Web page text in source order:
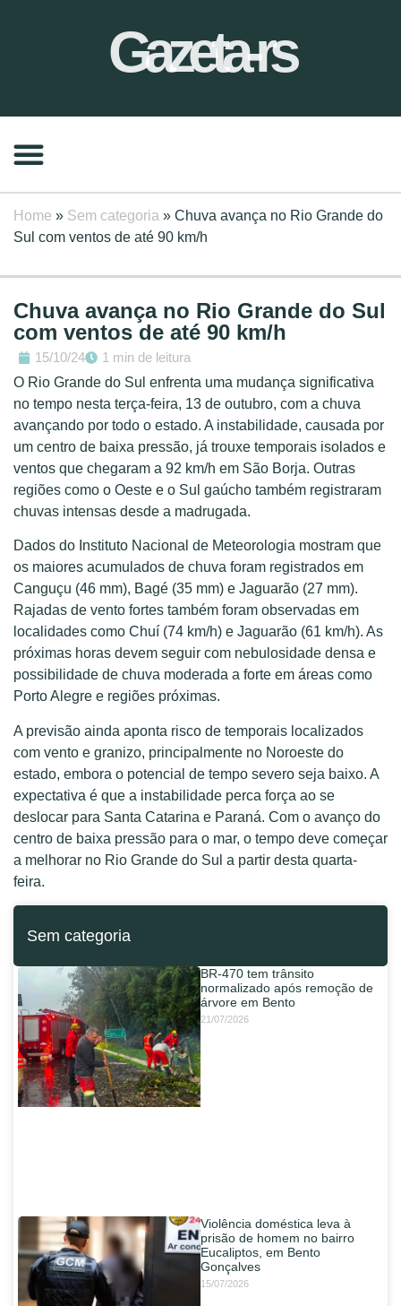
Gazeta-rs
Home » Sem categoria » Chuva avança no Rio Grande do
Sul com ventos de até 90 km/h
Chuva avança no Rio Grande do Sul
com ventos de até 90 km/h
15/10/24
1 min de leitura
O Rio Grande do Sul enfrenta uma mudança significativa
no tempo nesta terça-feira, 13 de outubro, com a chuva
avançando por todo o estado. A instabilidade, causada por
um centro de baixa pressão, já trouxe temporais isolados e
ventos que chegaram a 92 km/h em São Borja. Outras
regiões como o Oeste e o Sul gaúcho também registraram
chuvas intensas desde a madrugada.
Dados do Instituto Nacional de Meteorologia mostram que
os maiores acumulados de chuva foram registrados em
Canguçu (46 mm), Bagé (35 mm) e Jaguarão (27 mm).
Rajadas de vento fortes também foram observadas em
localidades como Chuí (74 km/h) e Jaguarão (61 km/h). As
próximas horas devem seguir com nebulosidade densa e
possibilidade de chuva moderada a forte em áreas como
Porto Alegre e regiões próximas.
A previsão ainda aponta risco de temporais localizados
com vento e granizo, principalmente no Noroeste do
estado, embora o potencial de tempo severo seja baixo. A
expectativa é que a instabilidade perca força ao se
deslocar para Santa Catarina e Paraná. Com o avanço do
centro de baixa pressão para o mar, o tempo deve começar
a melhorar no Rio Grande do Sul a partir desta quarta-
feira.
Sem categoria
BR-470 tem trânsito
normalizado após remoção de
árvore em Bento
21/07/2026
Violência doméstica leva à
prisão de homem no bairro
Eucaliptos, em Bento
Gonçalves
15/07/2026